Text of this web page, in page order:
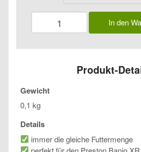
Preston
XR
Mould
In den
Produkt-
Gewicht
0,1 kg
Details
immer die gleiche Futtermenge